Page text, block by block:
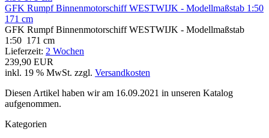
GFK Rumpf Binnenmotorschiff WESTWIJK - Modellmaßstab 1:50
171 cm
GFK Rumpf Binnenmotorschiff WESTWIJK - Modellmaßstab
1:50 171 cm
Lieferzeit: 2 Wochen
239,90 EUR
inkl. 19 % MwSt. zzgl. Versandkosten
Diesen Artikel haben wir am 16.09.2021 in unseren Katalog
aufgenommen.
Kategorien